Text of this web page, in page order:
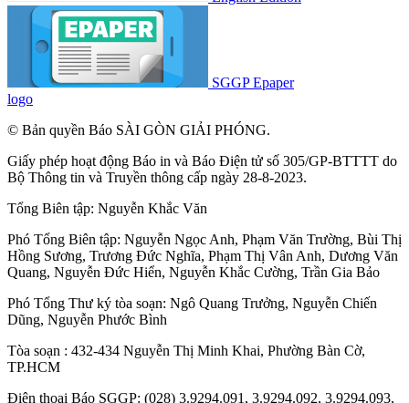
SGGP Epaper
logo
© Bản quyền Báo SÀI GÒN GIẢI PHÓNG.
Giấy phép hoạt động Báo in và Báo Điện tử số 305/GP-BTTTT do
Bộ Thông tin và Truyền thông cấp ngày 28-8-2023.
Tổng Biên tập: Nguyễn Khắc Văn
Phó Tổng Biên tập: Nguyễn Ngọc Anh, Phạm Văn Trường, Bùi Thị
Hồng Sương, Trương Đức Nghĩa, Phạm Thị Vân Anh, Dương Văn
Quang, Nguyễn Đức Hiển, Nguyễn Khắc Cường, Trần Gia Bảo
Phó Tổng Thư ký tòa soạn: Ngô Quang Trưởng, Nguyễn Chiến
Dũng, Nguyễn Phước Bình
Tòa soạn : 432-434 Nguyễn Thị Minh Khai, Phường Bàn Cờ,
TP.HCM
Điện thoại Báo SGGP: (028) 3.9294.091, 3.9294.092, 3.9294.093,